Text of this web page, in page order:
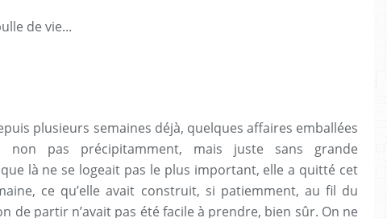
de vie...
plusieurs semaines déjà, quelques affaires emballées
non pas précipitamment, mais juste sans grande
là ne se logeait pas le plus important, elle a quitté cet
ce qu’elle avait construit, si patiemment, au fil du
de partir n’avait pas été facile à prendre, bien sûr. On ne